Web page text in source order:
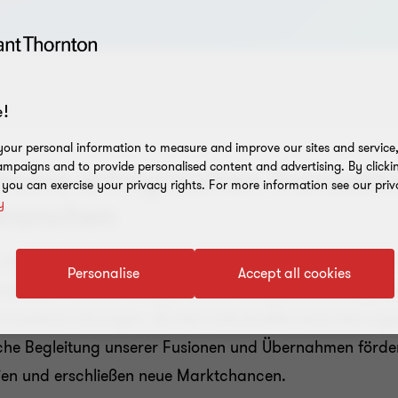
erfolgreichen
erfahrenen Team aus Branchenexperten
– von der Analyse bis zur erfolgreichen
Lösungen, die den individuellen
Begleitung unserer Fusionen und Übernahmen
und erschließen neue Marktchancen.
personal information to measure and improve our sites and
and to provide personalised content and advertising. By
can exercise your privacy rights. For more information see our
Accept all cookies
Personalise